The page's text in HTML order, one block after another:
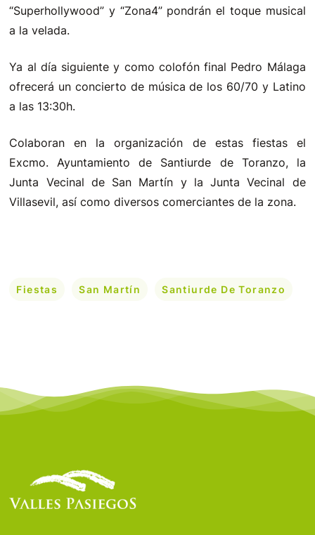
“Superhollywood” y “Zona4” pondrán el toque musical
a la velada.
Ya al día siguiente y como colofón final Pedro Málaga
ofrecerá un concierto de música de los 60/70 y Latino
a las 13:30h.
Colaboran en la organización de estas fiestas el
Excmo. Ayuntamiento de Santiurde de Toranzo, la
Junta Vecinal de San Martín y la Junta Vecinal de
Villasevil, así como diversos comerciantes de la zona.
Fiestas San Martín Santiurde De Toranzo